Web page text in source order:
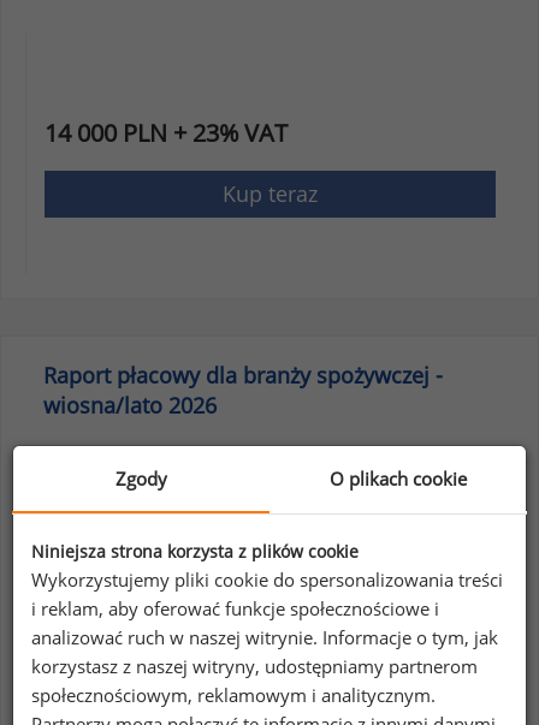
14 000 PLN + 23% VAT
Kup teraz
Raport płacowy dla branży spożywczej -
wiosna/lato 2026
Zgody O plikach cookie
Niniejsza strona korzysta z plików cookie
Wykorzystujemy pliki cookie do spersonalizowania treści
i reklam, aby oferować funkcje społecznościowe i
analizować ruch w naszej witrynie. Informacje o tym, jak
korzystasz z naszej witryny, udostępniamy partnerom
społecznościowym, reklamowym i analitycznym.